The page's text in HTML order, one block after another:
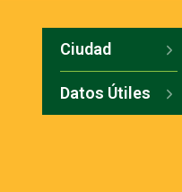
Ciudad
Datos Útiles